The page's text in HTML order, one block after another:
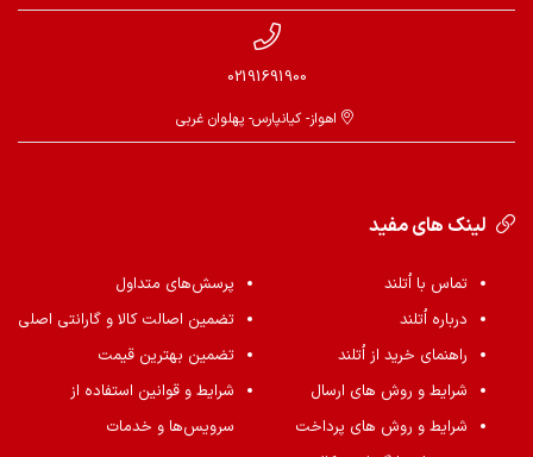
02191691900
اهواز- کیانپارس- پهلوان غربی
لینک های مفید
تماس با اُتلند
درباره اُتلند
راهنمای خرید از اُتلند
شرایط و روش های ارسال
شرایط و روش های پرداخت
پرسش‌های متداول
تضمین اصالت کالا و گارانتی اصلی
تضمین بهترین قیمت
شرایط و قوانین استفاده از
سرویس‌ها و خدمات